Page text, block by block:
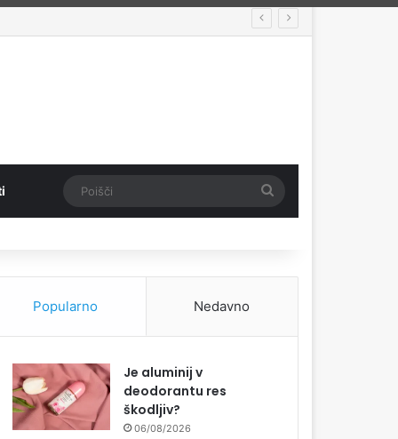
Popularno Nedavno
Je aluminij v
deodorantu res
škodljiv?
06/08/2026